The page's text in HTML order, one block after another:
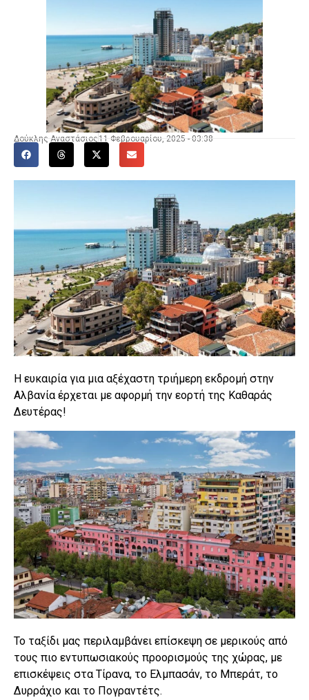
Δούκλης Αναστάσιος 11 Φεβρουαρίου, 2025 - 03:38
Η ευκαιρία για μια αξέχαστη τριήμερη εκδρομή στην
Αλβανία έρχεται με αφορμή την εορτή της Καθαράς
Δευτέρας!
Το ταξίδι μας περιλαμβάνει επίσκεψη σε μερικούς από
τους πιο εντυπωσιακούς προορισμούς της χώρας, με
επισκέψεις στα Τίρανα, το Ελμπασάν, το Μπεράτ, το
Δυρράχιο και το Πογραντέτς.